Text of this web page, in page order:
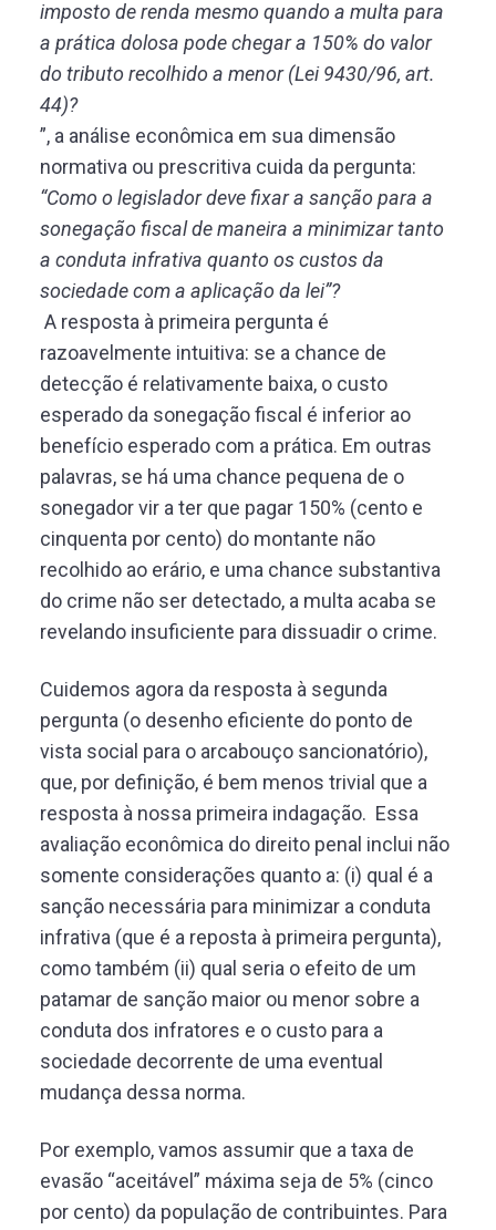
imposto de renda mesmo quando a multa para
a prática dolosa pode chegar a 150% do valor
do tributo recolhido a menor (Lei 9430/96, art.
44)?
”, a análise econômica em sua dimensão
normativa ou prescritiva cuida da pergunta:
“Como o legislador deve fixar a sanção para a
sonegação fiscal de maneira a minimizar tanto
a conduta infrativa quanto os custos da
sociedade com a aplicação da lei”?
A resposta à primeira pergunta é
razoavelmente intuitiva: se a chance de
detecção é relativamente baixa, o custo
esperado da sonegação fiscal é inferior ao
benefício esperado com a prática. Em outras
palavras, se há uma chance pequena de o
sonegador vir a ter que pagar 150% (cento e
cinquenta por cento) do montante não
recolhido ao erário, e uma chance substantiva
do crime não ser detectado, a multa acaba se
revelando insuficiente para dissuadir o crime.
Cuidemos agora da resposta à segunda
pergunta (o desenho eficiente do ponto de
vista social para o arcabouço sancionatório),
que, por definição, é bem menos trivial que a
resposta à nossa primeira indagação. Essa
avaliação econômica do direito penal inclui não
somente considerações quanto a: (i) qual é a
sanção necessária para minimizar a conduta
infrativa (que é a reposta à primeira pergunta),
como também (ii) qual seria o efeito de um
patamar de sanção maior ou menor sobre a
conduta dos infratores e o custo para a
sociedade decorrente de uma eventual
mudança dessa norma.
Por exemplo, vamos assumir que a taxa de
evasão “aceitável” máxima seja de 5% (cinco
por cento) da população de contribuintes. Para